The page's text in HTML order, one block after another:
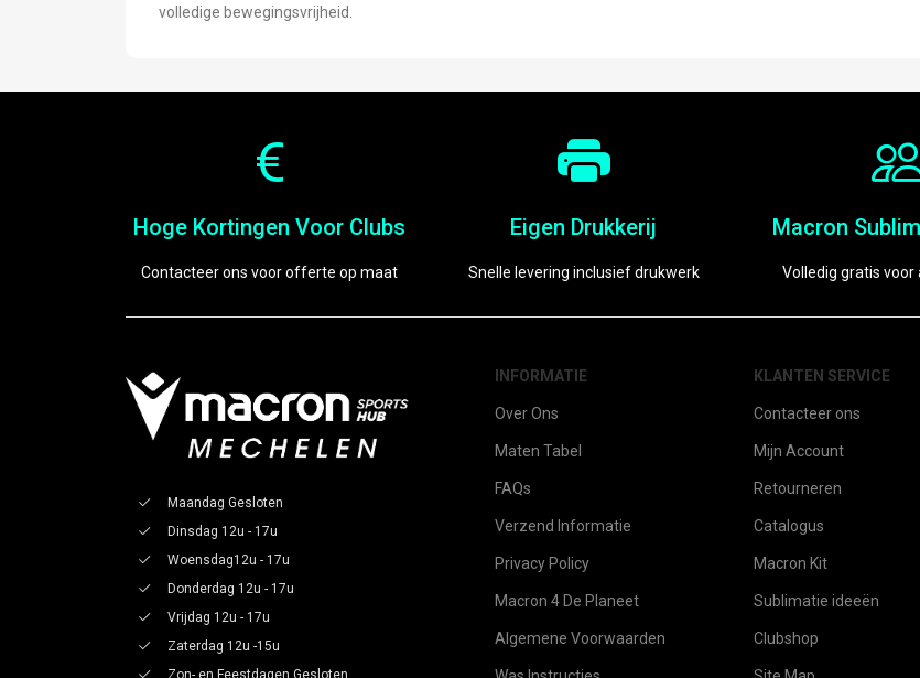
volledige bewegingsvrijheid.
Hoge Kortingen Voor Clubs
Contacteer ons voor offerte op maat
Eigen Drukkerij
Snelle levering inclusief drukwerk
Macron
Volledig gratis voor
Maandag Gesloten
Dinsdag 12u - 17u
Woensdag12u - 17u
Donderdag 12u - 17u
Vrijdag 12u - 17u
Zaterdag 12u -15u
INFORMATIE
Over Ons
Maten Tabel
FAQs
Verzend Informatie
Privacy Policy
Macron 4 De Planeet
Algemene Voorwaarden
KLANTEN SERVICE
Contacteer ons
Mijn Account
Retourneren
Catalogus
Macron Kit
Sublimatie ideeën
Clubshop